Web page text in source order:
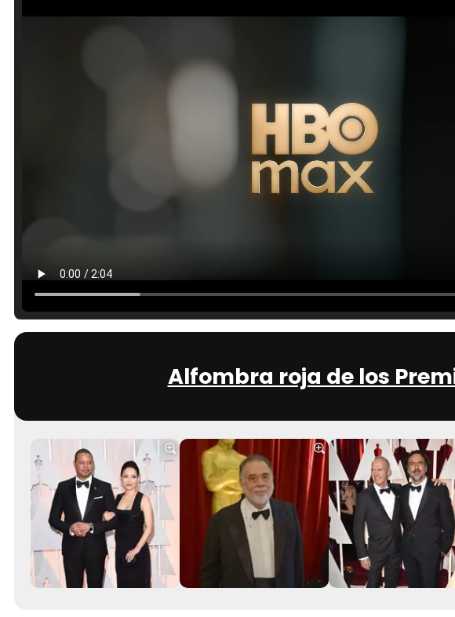
Alfombra roja de los